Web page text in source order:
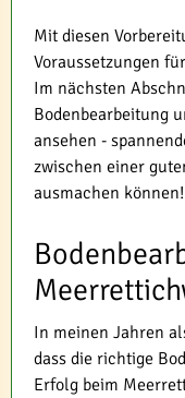
Mit diesen
Voraussetzungen
Im nächsten
Bodenbearbeitung
ansehen -
zwischen einer
ausmachen können!
In meinen Jahren
dass die richtige
Erfolg beim